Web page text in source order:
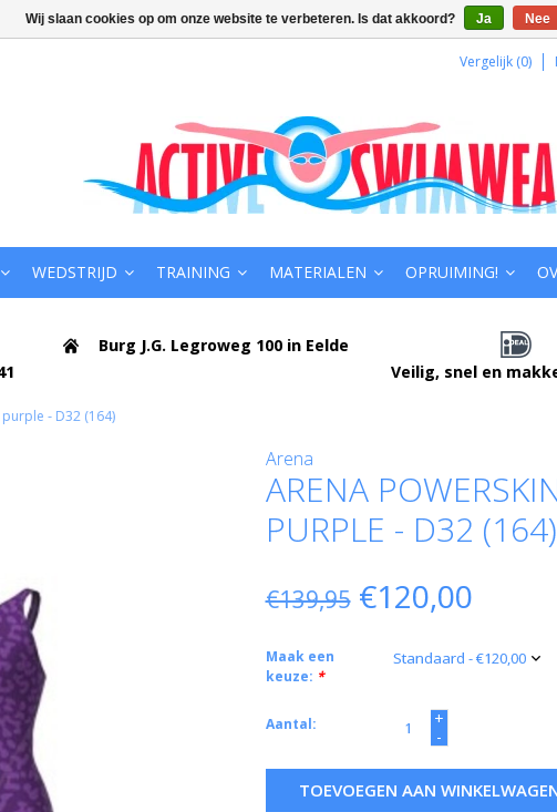
Vergelijk (0)
WEDSTRIJD TRAINING MATERIALEN OPRUIMING!
Burg J.G. Legroweg 100 in Eelde
Veilig, snel en
- D32 (164)
Arena
ARENA
PURPLE - D32 (164)
€139,95 €120,00
Maak een
keuze: *
Aantal:
+
-
TOEVOEGEN AAN
Wij slaan cookies op om onze website te verbeteren. Is dat akkoord? Ja Nee